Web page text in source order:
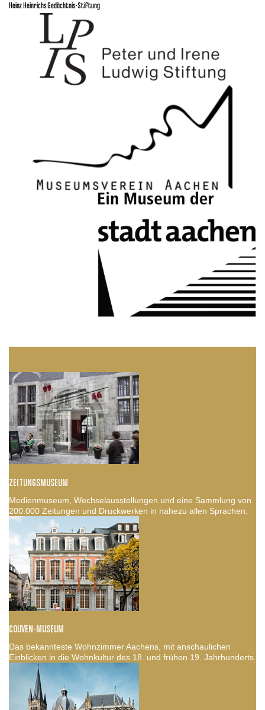
Heinz Heinrichs Gedächtnis-Stiftung
ZEITUNGSMUSEUM
Medienmuseum, Wechselausstellungen und eine Sammlung von
200.000 Zeitungen und Druckwerken in nahezu allen Sprachen.
COUVEN-MUSEUM
Das bekannteste Wohnzimmer Aachens, mit anschaulichen
Einblicken in die Wohnkultur des 18. und frühen 19. Jahrhunderts.